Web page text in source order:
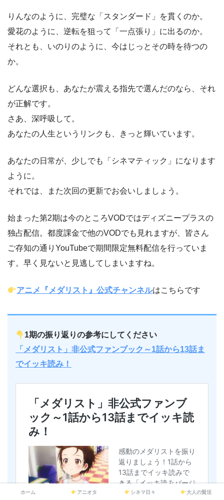
りんなのように、完璧な「スタンダード」を貫くのか。
愛花のように、逆転を狙って「一点張り」に出るのか。
それとも、いのりのように、今はじっとその時を待つの
か。
どんな選択も、あなたが震える指先で選んだのなら、それ
が正解です。
さあ、深呼吸して。
あなたの人生というリンクも、きっと輝いています。
あなたの日常が、少しでも「シネマティック」になります
ように。
それでは、また次回の更新でお会いしましょう。
始まった第2期は今のところVODではディズニープラスの
独占配信。都度課金で他のVODでも見れますが、皆さん
ご存知の通りYouTubeで期間限定無料配信を行っていま
す。早く見ないと見逃してしまいますね。
アニメ『メダリスト』公式チャンネルはこちらです
1期の振り返りの参考にしてください
「メダリスト」非公式ファンブック～1話から13話ま
でイッキ読み！
ホーム アニオタ シネマ日々 大人の賢活